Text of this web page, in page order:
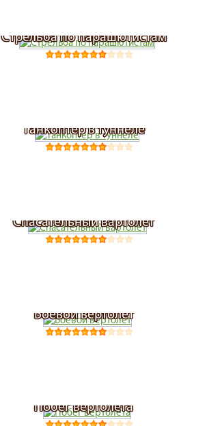
Стрельба по парашютистам
Танкоптер в туннеле
Спасательный вартолет
Боевой вертолет
Побег вертолета